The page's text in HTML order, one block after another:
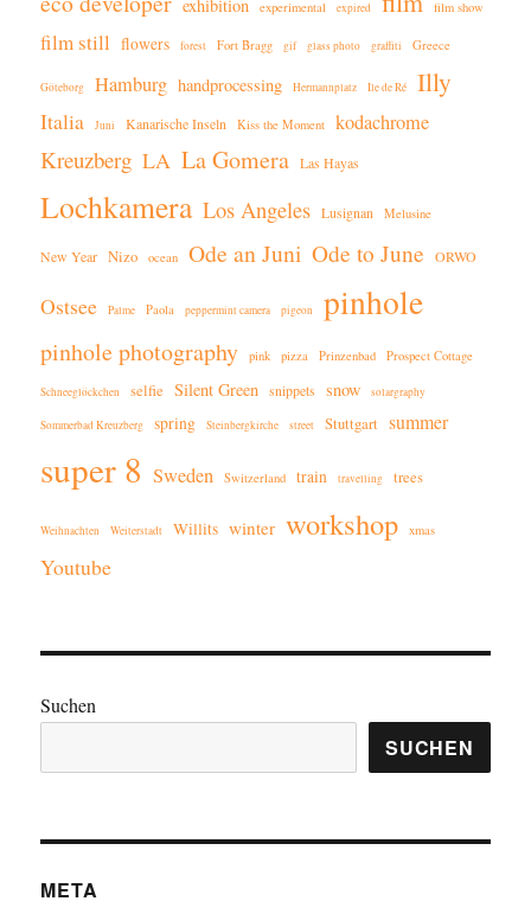
exhibition experimental expired film show
film still flowers forest Fort Bragg gif glass photo graffiti Greece
Göteborg Hamburg handprocessing Hermannplatz Ile de Ré Illy
Italia Juni Kanarische Inseln Kiss the Moment kodachrome
Kreuzberg LA La Gomera Las Hayas
Lochkamera Los Angeles Lusignan Melusine
New Year Nizo ocean Ode an Juni Ode to June ORWO
Ostsee Palme Paola peppermint camera pigeon pinhole
pinhole photography pink pizza Prinzenbad Prospect Cottage
Schneeglöckchen selfie Silent Green snippets snow solargraphy
Sommerbad Kreuzberg spring Steinbergkirche street Stuttgart summer
super 8 Sweden Switzerland train travelling trees
Weihnachten Weiterstadt Willits winter workshop xmas
Youtube
Suchen
SUCHEN
META